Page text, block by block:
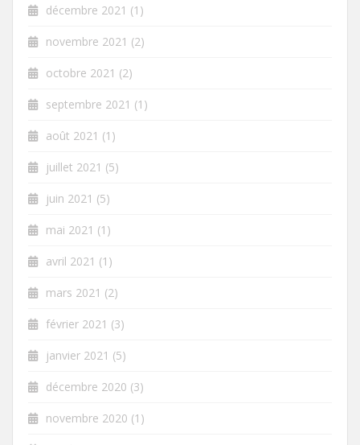
décembre 2021 (1)
novembre 2021 (2)
octobre 2021 (2)
septembre 2021 (1)
août 2021 (1)
juillet 2021 (5)
juin 2021 (5)
mai 2021 (1)
avril 2021 (1)
mars 2021 (2)
février 2021 (3)
janvier 2021 (5)
décembre 2020 (3)
novembre 2020 (1)